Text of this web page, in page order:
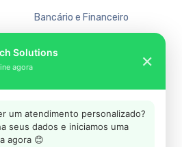
Bancário e Financeiro
Manufatura
Suporte
Solutions
agora ✕
um atendimento personalizado?
seus dados e iniciamos uma
agora 😊